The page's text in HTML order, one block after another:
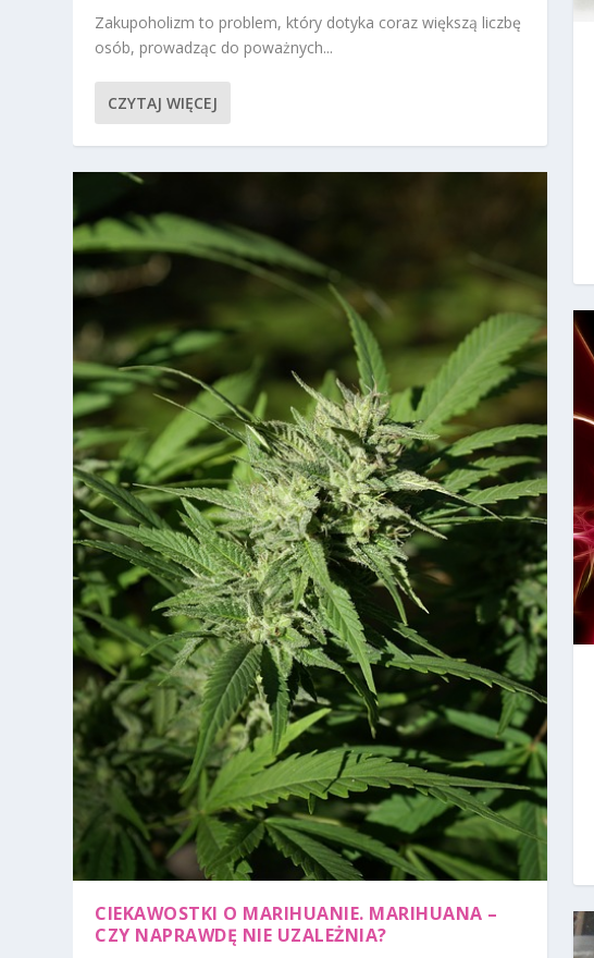
Zakupoholizm to problem, który dotyka coraz większą liczbę
osób, prowadząc do poważnych...
CZYTAJ WIĘCEJ
CIEKAWOSTKI O MARIHUANIE. MARIHUANA –
CZY NAPRAWDĘ NIE UZALEŻNIA?